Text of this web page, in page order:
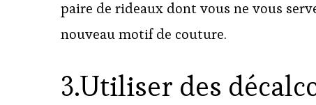
paire de rideaux dont vous ne vous
nouveau motif de couture.
3.Utiliser des